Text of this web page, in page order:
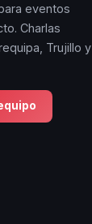
eventos
Charlas
Trujillo y